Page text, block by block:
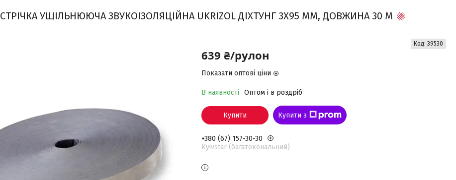
СТРІЧКА УЩІЛЬНЮЮЧА ЗВУКОІЗОЛЯЦІЙНА UKRIZOL ДІХТУНГ 3Х95 ММ, ДОВЖИНА 30 М
639 ₴/рулон
Показати оптові ціни
В наявності Оптом і в роздріб
Код: 39530
Купити Купити з
+380 (67) 157-30-30
Kyivstar (багатокональний)